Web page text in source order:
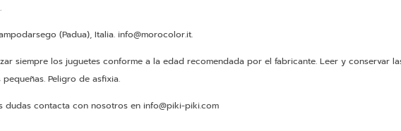
(Padua), Italia. info@morocolor.it.
siempre los juguetes conforme a la edad recomendada por el fabricante. Leer y conservar
Peligro de asfixia.
dudas contacta con nosotros en info@piki-piki.com